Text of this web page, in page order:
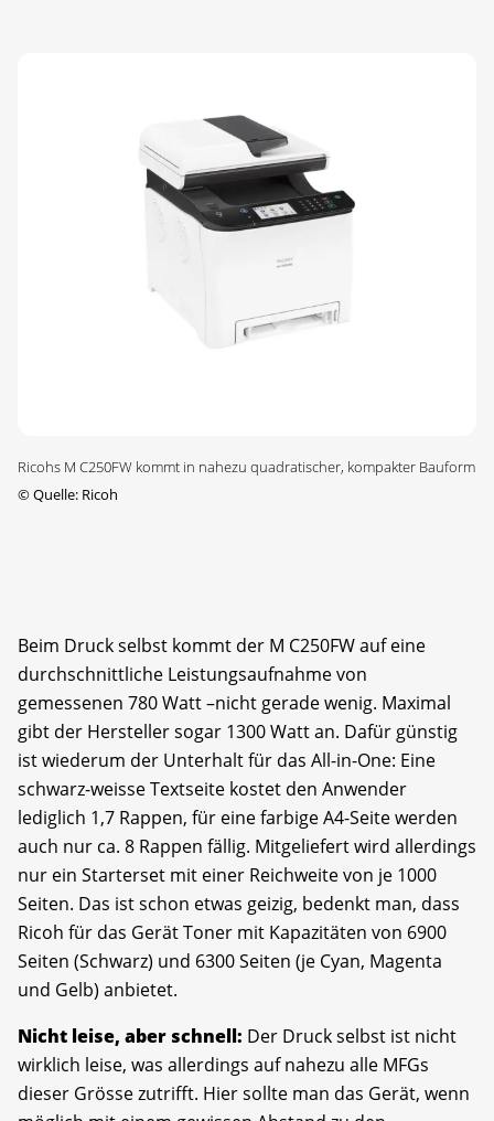
Ricohs M C250FW kommt in nahezu quadratischer, kompakter Bauform
©Quelle: Ricoh
Beim Druck selbst kommt der M C250FW auf eine
durchschnittliche Leistungsaufnahme von
gemessenen 780 Watt –nicht gerade wenig. Maximal
gibt der Hersteller sogar 1300 Watt an. Dafür günstig
ist wiederum der Unterhalt für das All-in-One: Eine
schwarz-weisse Textseite kostet den Anwender
lediglich 1,7 Rappen, für eine farbige A4-Seite werden
auch nur ca. 8 Rappen fällig. Mitgeliefert wird allerdings
nur ein Starterset mit einer Reichweite von je 1000
Seiten. Das ist schon etwas geizig, bedenkt man, dass
Ricoh für das Gerät Toner mit Kapazitäten von 6900
Seiten (Schwarz) und 6300 Seiten (je Cyan, Magenta
und Gelb) anbietet.
Nicht leise, aber schnell: Der Druck selbst ist nicht
wirklich leise, was allerdings auf nahezu alle MFGs
dieser Grösse zutrifft. Hier sollte man das Gerät, wenn